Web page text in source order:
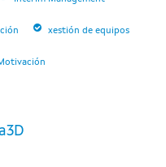
xestión de equipos